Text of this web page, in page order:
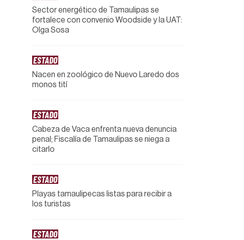
Sector energético de Tamaulipas se
fortalece con convenio Woodside y la UAT:
Olga Sosa
ESTADO
Nacen en zoológico de Nuevo Laredo dos
monos tití
ESTADO
Cabeza de Vaca enfrenta nueva denuncia
penal; Fiscalía de Tamaulipas se niega a
citarlo
ESTADO
Playas tamaulipecas listas para recibir a
los turistas
ESTADO